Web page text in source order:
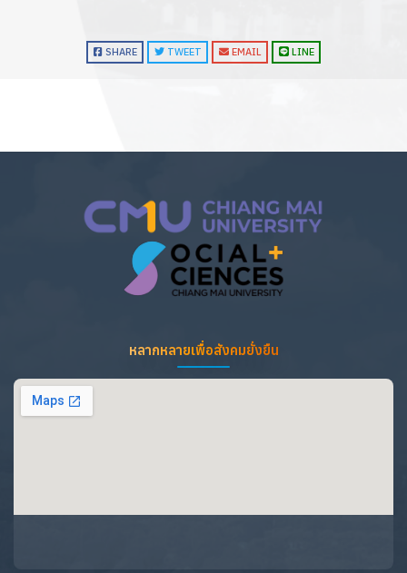
SHARE TWEET EMAIL LINE
หลากหลายเพื่อสังคมยั่งยืน